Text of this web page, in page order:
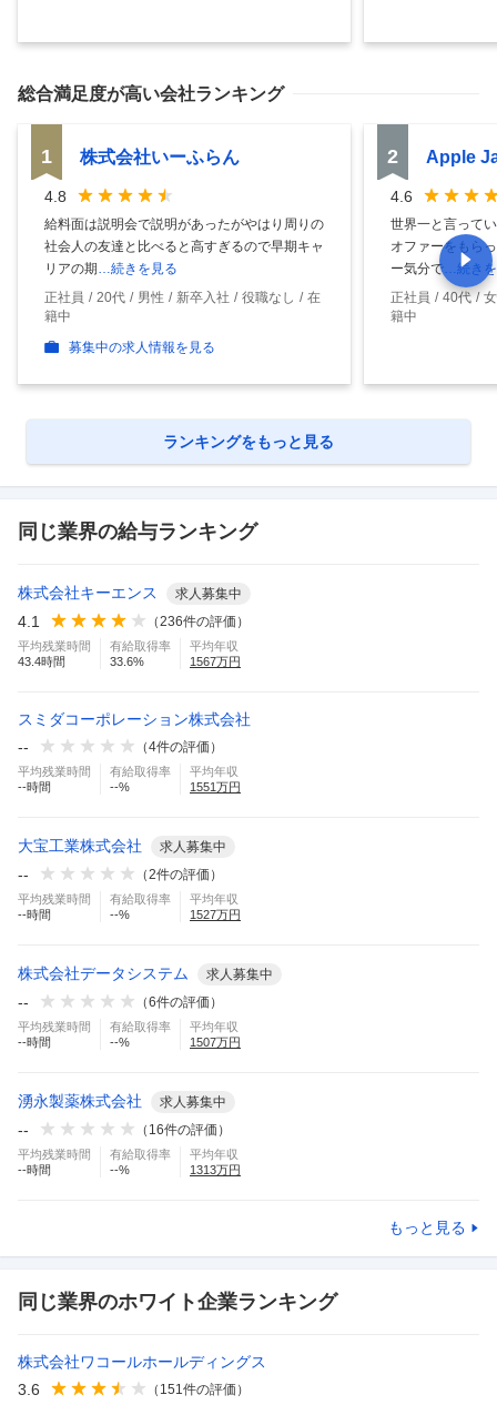
総合満足度が高い会社ランキング
1 株式会社いーふらん
4.8
給料面は説明会で説明があったがやはり周りの
社会人の友達と比べると高すぎるので早期キャ
リアの期 …続きを見る
正社員
20代 男性 新卒入社 役職なし
在
籍中
募集中の求人情報を見る
2 Apple
4.6
世界一と言って
オファーをもら
ー気分で …続き
正社員
40代
籍中
ランキングをもっと見る
同じ業界の給与ランキング
株式会社キーエンス 求人募集中
4.1 （236件の評価）
平均残業時間
43.4時間
有給取得率
33.6%
平均年収
1567万円
スミダコーポレーション株式会社
--
（4件の評価）
平均残業時間
--時間
有給取得率
--%
平均年収
1551万円
大宝工業株式会社 求人募集中
-- （2件の評価）
平均残業時間
--時間
有給取得率
--%
平均年収
1527万円
株式会社データシステム 求人募集中
-- （6件の評価）
平均残業時間
--時間
有給取得率
--%
平均年収
1507万円
湧永製薬株式会社 求人募集中
-- （ 16件の評価）
平均残業時間
--時間
有給取得率
--%
平均年収
1313万円
もっと見る
同じ業界のホワイト企業ランキング
株式会社ワコールホールディングス
3.6
（ 151 件の評価）